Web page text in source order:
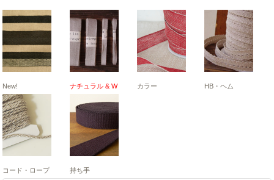
New! ナチュラル & W カラー HB・ヘム
コード・ロープ 持ち手